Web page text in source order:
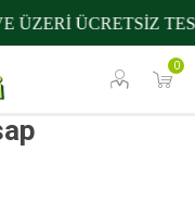
0
ÜZERİ ÜCRETSİZ